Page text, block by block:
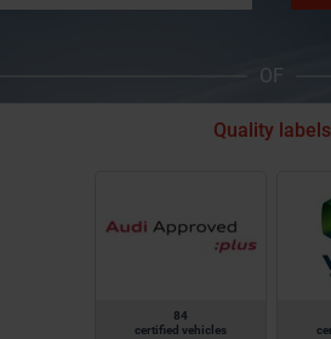
OF
Quality labels
84
certified vehicles